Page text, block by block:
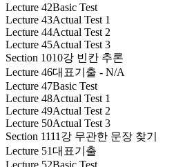
Lecture 42Basic Test
Lecture 43Actual Test 1
Lecture 44Actual Test 2
Lecture 45Actual Test 3
Section 1010강 빈칸 추론
Lecture 46대표기출 - N/A
Lecture 47Basic Test
Lecture 48Actual Test 1
Lecture 49Actual Test 2
Lecture 50Actual Test 3
Section 1111강 무관한 문장 찾기
Lecture 51대표기출
Lecture 52Basic Test